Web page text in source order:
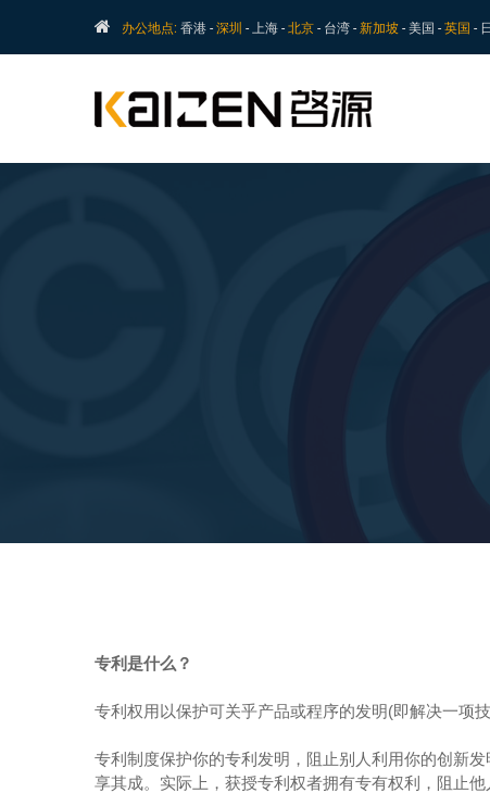
办公地点: 香港 - 深圳 - 上海 - 北京 - 台湾 - 新加坡 - 美国 - 英国 -
专利是什么？
专利权用以保护可关乎产品或程序的发明(即解决一项技
专利制度保护你的专利发明，阻止别人利用你的创新
享其成。实际上，获授专利权者拥有专有权利，阻止